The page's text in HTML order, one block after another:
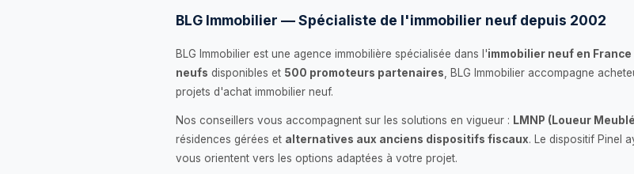
BLG Immobilier — Spécialiste de l'immobilier neuf depuis 2002
BLG Immobilier est une agence immobilière spécialisée dans l'immobilier neuf en France
neufs disponibles et 500 promoteurs partenaires , BLG Immobilier accompagne
projets d'achat immobilier neuf.
Nos conseillers vous accompagnent sur les solutions en vigueur : LMNP (Loueur
résidences gérées et alternatives aux anciens dispositifs fiscaux. Le dispositif Pinel
vous orientent vers les options adaptées à votre projet.